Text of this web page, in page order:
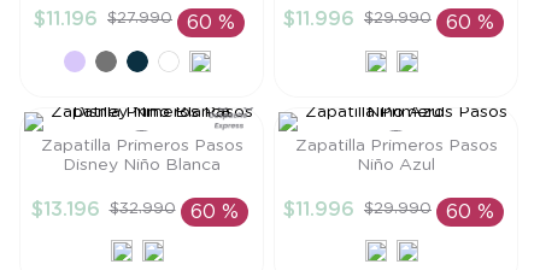
$11 .196 $27.990 60 % $11 .996 $29.990 60 %
Zapatilla Primeros Pasos
Disney Niño Blanca
$13.196 $32.990 60 %
Zapatilla Primeros Pasos
Niño Azul
$11 .996 $29.990 60 %